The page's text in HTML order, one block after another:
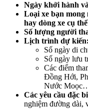
Ngày khởi hành
Loại xe bạn mong
hay dòng xe cụ
Số lượng người
Lịch trình dự kiến:
Số ngày di
Số ngày lưu
Các điểm
Đồng Hới,
Nước
Các yêu cầu đặc
nghiệm đường dài,